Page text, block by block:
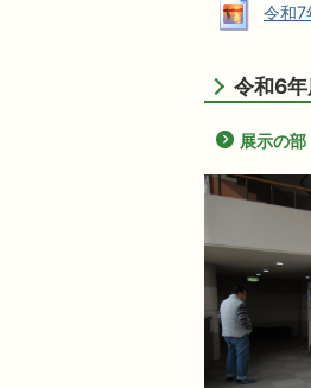
令和7
令和6
展示の部